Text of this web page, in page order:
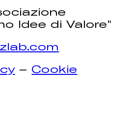
Idee di Valore"
– Cookie